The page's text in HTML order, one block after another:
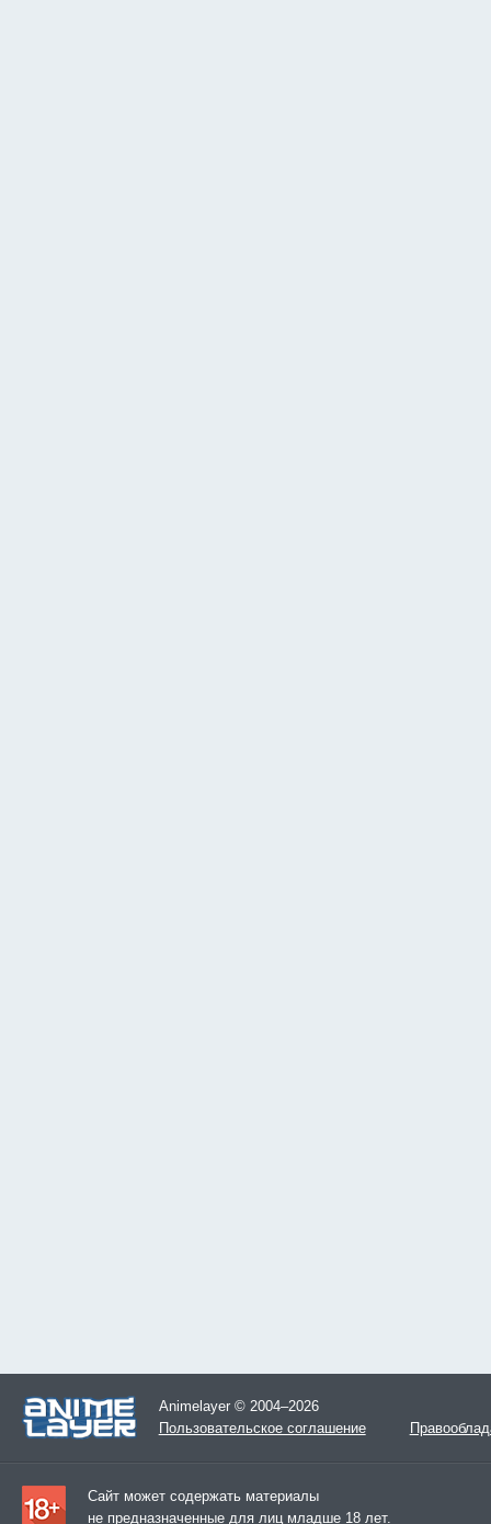
Animelayer © 2004–2026
Пользовательское соглашение
Сайт может содержать материалы
не предназначенные для лиц младше 18 лет.